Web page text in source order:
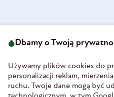
58-160 Świebodzice
REGON 890213034
INFORMACJE
Dbamy o Twoją
Używamy plików cookies do
personalizacji reklam,
ruchu. Twoje dane mogą być